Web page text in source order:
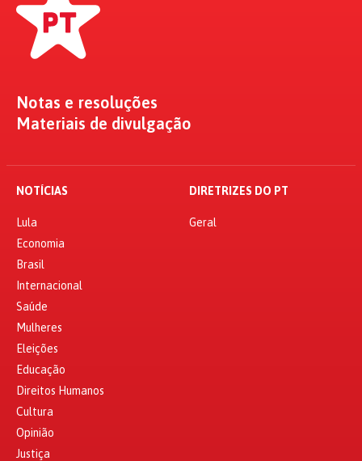
Notas e resoluções
Materiais de divulgação
NOTÍCIAS
Lula
Economia
Brasil
Internacional
Saúde
Mulheres
Eleições
Educação
Direitos Humanos
Cultura
Opinião
Justiça
DIRETRIZES DO PT
Geral